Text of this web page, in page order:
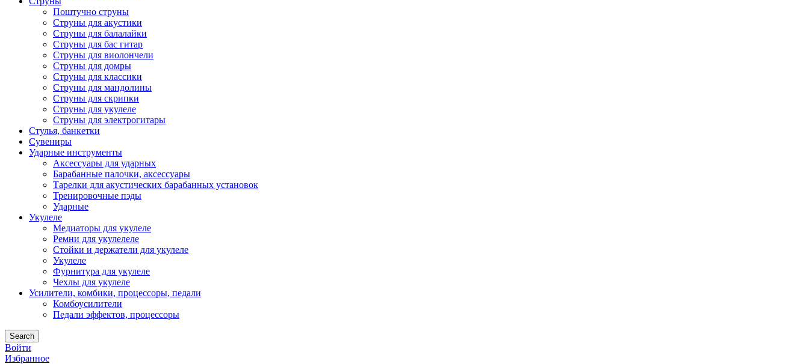
Поштучно струны
Струны для акустики
Струны для балалайки
Струны для бас гитар
Струны для виолончели
Струны для домры
Струны для классики
Струны для мандолины
Струны для скрипки
Струны для укулеле
Струны для электрогитары
Стулья, банкетки
Сувениры
Ударные инструменты
Аксессуары для ударных
Барабанные палочки, аксессуары
Тарелки для акустических барабанных установок
Тренировочные пэды
Ударные
Укулеле
Медиаторы для укулеле
Ремни для укулелеле
Стойки и держатели для укулеле
Укулеле
Фурнитура для укулеле
Чехлы для укулеле
Усилители, комбики, процессоры, педали
Комбоусилители
Педали эффектов, процессоры
Search
Войти
Избранное